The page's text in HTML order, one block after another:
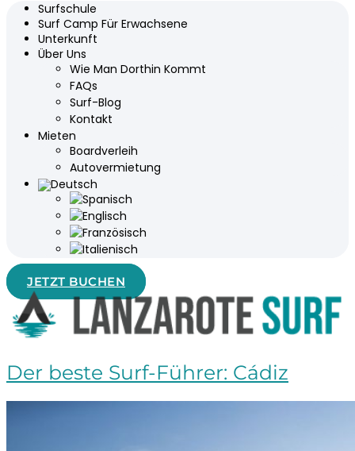
Surfschule
Surf Camp Für Erwachsene
Unterkunft
Über Uns
Wie Man Dorthin Kommt
FAQs
Surf-Blog
Kontakt
Mieten
Boardverleih
Autovermietung
JETZT BUCHEN
Der beste Surf-Führer: Cádiz